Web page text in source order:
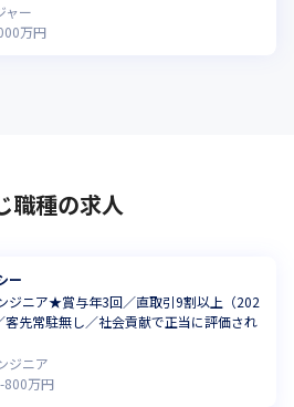
ャー
万円
職種の求人
ー
ジニア★賞与年3回／直取引9割以上（202
先常駐無し／社会貢献で正当に評価され
ジニア
-800万円